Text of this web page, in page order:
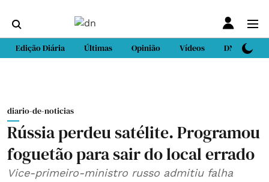
Edição Diária Últimas Opinião Vídeos DN Sport
diario-de-noticias
Rússia perdeu satélite. Programou
foguetão para sair do local errado
Vice-primeiro-ministro russo admitiu falha